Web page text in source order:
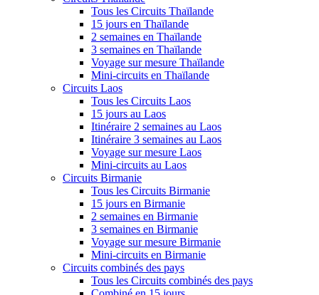
Tous les Circuits Thaïlande
15 jours en Thaïlande
2 semaines en Thaïlande
3 semaines en Thaïlande
Voyage sur mesure Thaïlande
Mini-circuits en Thaïlande
Circuits Laos
Tous les Circuits Laos
15 jours au Laos
Itinéraire 2 semaines au Laos
Itinéraire 3 semaines au Laos
Voyage sur mesure Laos
Mini-circuits au Laos
Circuits Birmanie
Tous les Circuits Birmanie
15 jours en Birmanie
2 semaines en Birmanie
3 semaines en Birmanie
Voyage sur mesure Birmanie
Mini-circuits en Birmanie
Circuits combinés des pays
Tous les Circuits combinés des pays